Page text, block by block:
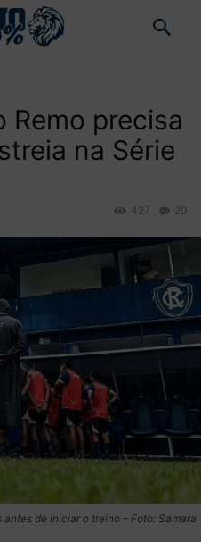
Remo precisa
na Série
20
427
de iniciar o treino – Foto: Samara